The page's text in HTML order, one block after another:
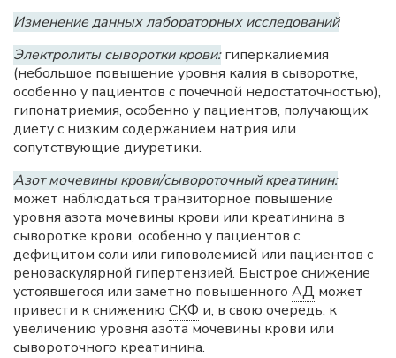
Изменение данных лабораторных исследований
Электролиты сыворотки крови:гиперкалиемия
(небольшое повышение уровня калия в сыворотке,
особенно у пациентов с почечной недостаточностью),
гипонатриемия, особенно у пациентов, получающих
диету с низким содержанием натрия или
сопутствующие диуретики.
Азот мочевины крови/сывороточный креатинин:
может наблюдаться транзиторное повышение
уровня азота мочевины крови или креатинина в
сыворотке крови, особенно у пациентов с
дефицитом соли или гиповолемией или пациентов с
реноваскулярной гипертензией. Быстрое снижение
устоявшегося или заметно повышенного АД может
привести к снижению СКФ и, в свою очередь, к
увеличению уровня азота мочевины крови или
сывороточного креатинина.